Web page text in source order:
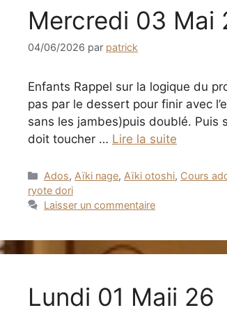
Mercredi 03 Mai
04/06/2026 par patrick
Enfants Rappel sur la logique du
pas par le dessert pour finir avec
sans les jambes)puis doublé. Puis
doit toucher … Lire la suite
Catégories
Ados, Aïki nage, Aïki otoshi, Cours
ryote dori
Laisser un commentaire
Lundi 01 Maii 26